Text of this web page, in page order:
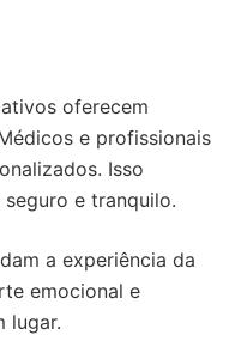
oferecem
e profissionais
Isso
e tranquilo.
a experiência da
emocional e
lugar.